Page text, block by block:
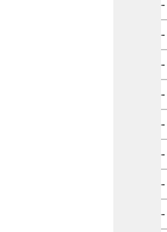
-
-
-
-
-
-
-
-